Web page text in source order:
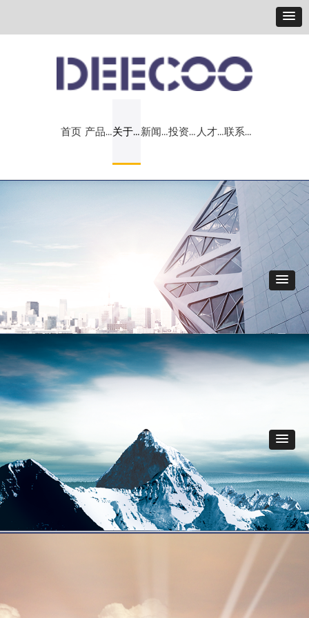
首页 产品＆解决方案 关于我们 新闻中心 投资者关系 人才战略 联系我们